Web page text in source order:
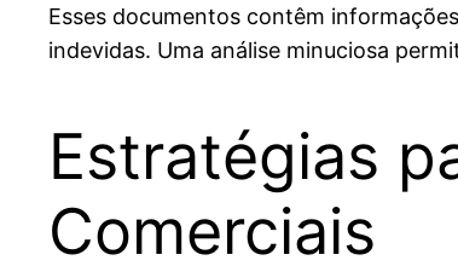
Esses documentos contêm
indevidas. Uma análise minuciosa
Estratégias
Comerciais